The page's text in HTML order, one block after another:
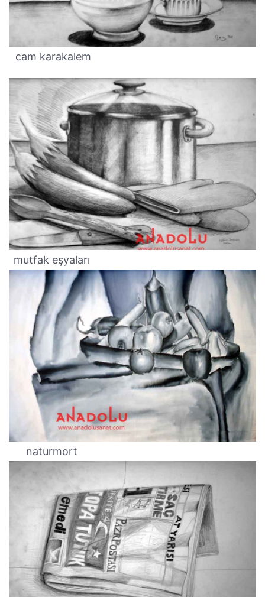
cam karakalem
mutfak eşyaları
naturmort